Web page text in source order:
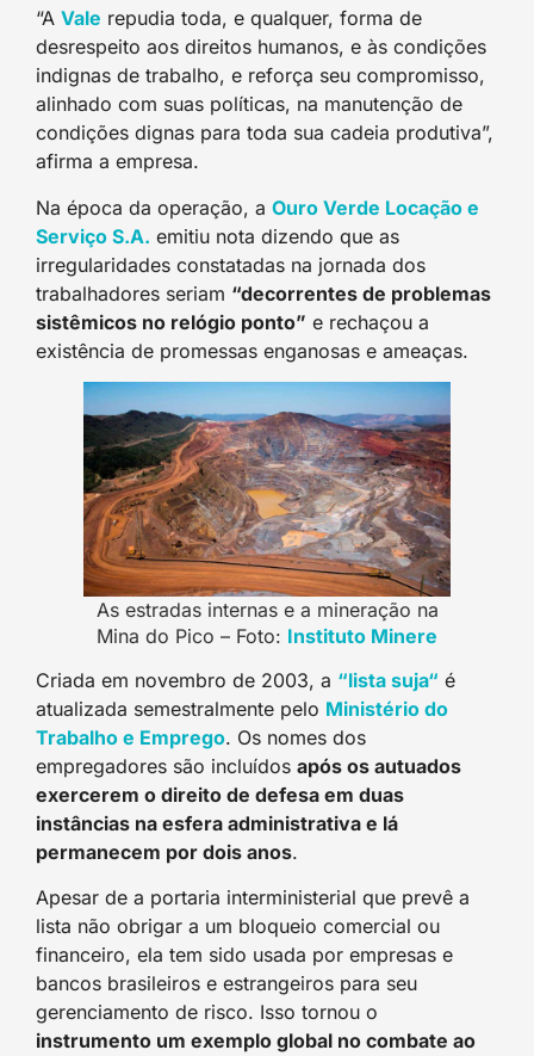
“A Vale repudia toda, e qualquer, forma de
desrespeito aos direitos humanos, e às condições
indignas de trabalho, e reforça seu compromisso,
alinhado com suas políticas, na manutenção de
condições dignas para toda sua cadeia produtiva”,
afirma a empresa.
Na época da operação, a Ouro Verde Locação e
Serviço S.A. emitiu nota dizendo que as
irregularidades constatadas na jornada dos
trabalhadores seriam “decorrentes de problemas
sistêmicos no relógio ponto” e rechaçou a
existência de promessas enganosas e ameaças.
As estradas internas e a mineração na
Mina do Pico – Foto: Instituto Minere
Criada em novembro de 2003, a “lista suja“ é
atualizada semestralmente pelo Ministério do
Trabalho e Emprego. Os nomes dos
empregadores são incluídos após os autuados
exercerem o direito de defesa em duas
instâncias na esfera administrativa e lá
permanecem por dois anos.
Apesar de a portaria interministerial que prevê a
lista não obrigar a um bloqueio comercial ou
financeiro, ela tem sido usada por empresas e
bancos brasileiros e estrangeiros para seu
gerenciamento de risco. Isso tornou o
instrumento um exemplo global no combate ao